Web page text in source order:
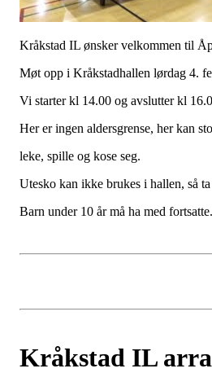
Kråkstad IL ønsker velkommen til
Møt opp i Kråkstadhallen lørdag 4.
Vi starter kl 14.00 og avslutter kl
Her er ingen aldersgrense, her kan
leke, spille og kose seg.
Utesko kan ikke brukes i hallen, så
Barn under 10 år må ha med fortsatte.
Kråkstad IL